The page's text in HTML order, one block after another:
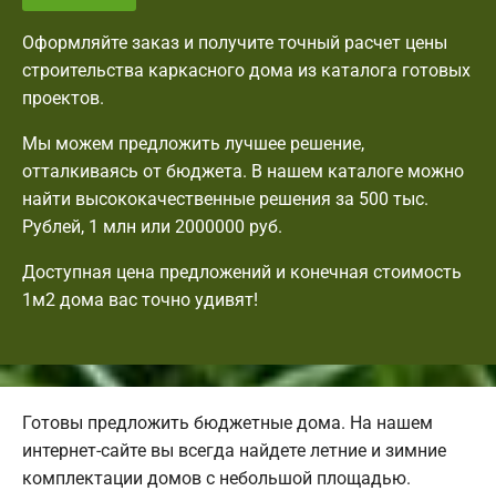
Оформляйте заказ и получите точный расчет цены
строительства каркасного дома из каталога готовых
проектов.
Мы можем предложить лучшее решение,
отталкиваясь от бюджета. В нашем каталоге можно
найти высококачественные решения за 500 тыс.
Рублей, 1 млн или 2000000 руб.
Доступная цена предложений и конечная стоимость
1м2 дома вас точно удивят!
Готовы предложить бюджетные дома. На нашем
интернет-сайте вы всегда найдете летние и зимние
комплектации домов с небольшой площадью.